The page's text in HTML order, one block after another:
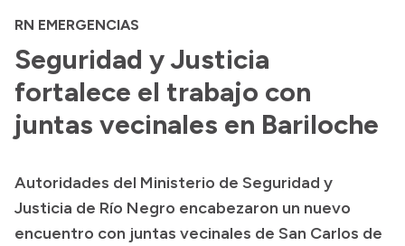
Referentes de prensa
Archivo de noticias
Transparencia
Boletín Oficial
Compras y licitaciones
RN EMERGENCIAS
Seguridad y Justicia
fortalece el trabajo con
juntas vecinales en Bariloche
Autoridades del Ministerio de Seguridad y
Justicia de Río Negro encabezaron un nuevo
encuentro con juntas vecinales de San Carlos de